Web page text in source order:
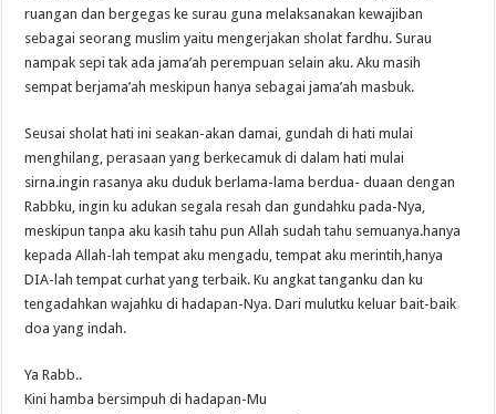
ruangan dan bergegas ke surau guna melaksanakan kewajiban
sebagai seorang muslim yaitu mengerjakan sholat fardhu. Surau
nampak sepi tak ada jama’ah perempuan selain aku. Aku masih
sempat berjama’ah meskipun hanya sebagai jama’ah masbuk.
Seusai sholat hati ini seakan-akan damai, gundah di hati mulai
menghilang, perasaan yang berkecamuk di dalam hati mulai
sirna.ingin rasanya aku duduk berlama-lama berdua- duaan dengan
Rabbku, ingin ku adukan segala resah dan gundahku pada-Nya,
meskipun tanpa aku kasih tahu pun Allah sudah tahu semuanya.hanya
kepada Allah-lah tempat aku mengadu, tempat aku merintih,hanya
DIA-lah tempat curhat yang terbaik. Ku angkat tanganku dan ku
tengadahkan wajahku di hadapan-Nya. Dari mulutku keluar bait-baik
doa yang indah.
Ya Rabb..
Kini hamba bersimpuh di hadapan-Mu